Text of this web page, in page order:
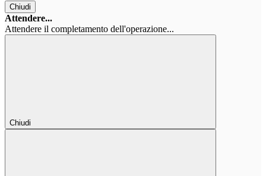
Chiudi
Attendere...
Attendere il completamento dell'operazione...
Chiudi